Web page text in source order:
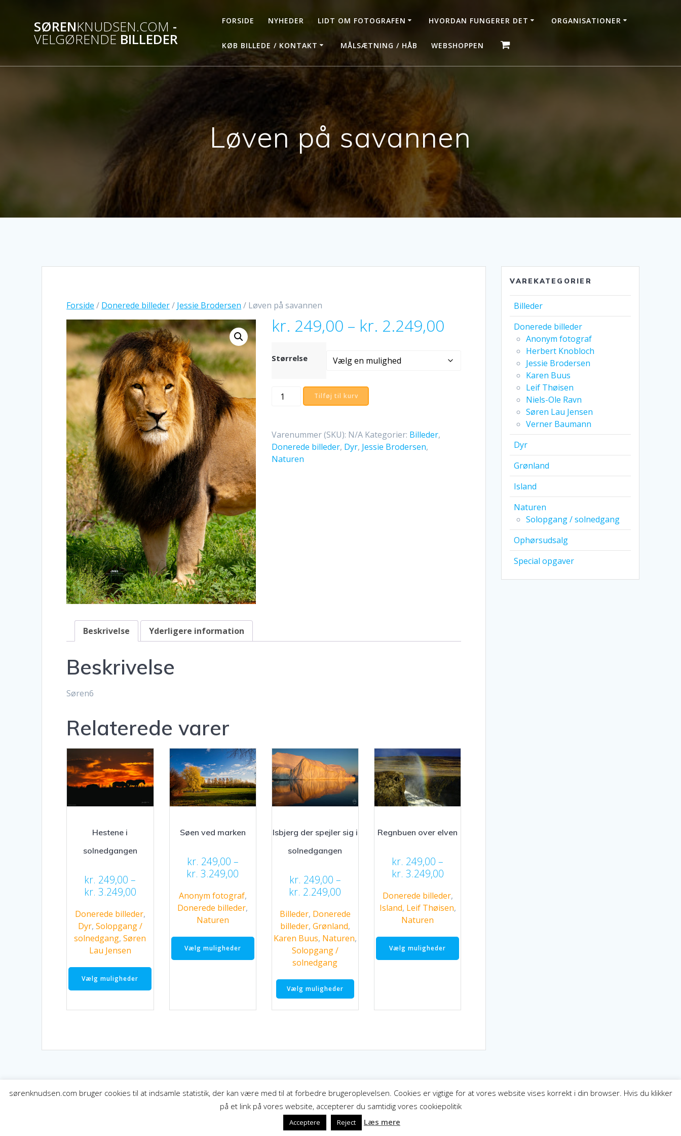
SØRENKNUDSEN.COM -
VELGØRENDE BILLEDER
FORSIDE NYHEDER LIDT OM FOTOGRAFEN HVORDAN FUNGERER DET ORGANISATIONER
KØB BILLEDE / KONTAKT MÅLSÆTNING / HÅB WEBSHOPPEN
Løven på savannen
Forside / Donerede billeder/ Jessie Brodersen / Løven på savannen
kr. 249,00 – kr. 2.249,00 Prisinterval:
kr. 249,00
kr. 2.249,00
Størrelse
Løven
Tilføj til kurv
Varenummer (SKU): N/A Kategorier: Billeder,
Donerede billeder, Dyr, Jessie Brodersen,
Naturen
Beskrivelse Yderligere information
Beskrivelse
Søren6
Relaterede varer
Hestene i
solnedgangen
kr. 249,00 –
kr. 3.249,00Prisinterval:
kr. 249,00
til
kr. 3.249,00
Donerede billeder,
Dyr, Solopgang /
solnedgang,Søren
Lau Jensen
Vælg muligheder
Dette
har
vælges
Søen ved marken
kr. 249,00 –
kr. 3.249,00
til
kr. 3.249,00
Anonym fotograf,
Donerede billeder,
Naturen
Vælg muligheder
Dette
har
varianter.
Mulighederne
kan
Isbjerg der spejler sig i
solnedgangen
kr. 249,00 –
kr. 2.249,00 Prisinterval:
kr. 249,00
til
kr. 2.249,00
Billeder, Donerede
billeder, Grønland,
Karen Buus, Naturen,
Solopgang /
solnedgang
Vælg muligheder
Dette
kan
varesiden
Regnbuen over elven
kr. 249,00 –
kr. 3.249,00Prisinterval:
til
kr. 3.249,00
Donerede billeder,
Island, Leif Thøisen,
Naturen
Vælg muligheder
Dette
har
kan
VAREKATEGORIER
Billeder
Donerede billeder
Anonym fotograf
Herbert Knobloch
Jessie Brodersen
Karen Buus
Leif Thøisen
Niels-Ole Ravn
Søren Lau Jensen
Verner Baumann
Dyr
Grønland
Island
Naturen
Solopgang / solnedgang
Ophørsudsalg
Special opgaver
© 2021 SørenKnudsen.Com - Velgørende billeder.
sørenknudsen.com bruger cookies til at indsamle statistik, der kan være med til at forbedre brugeroplevelsen. Cookies er vigtige for at vores website vises korrekt i din browser. Hvis du klikker
på et link på vores website, accepterer du samtidig vores cookiepolitik
Acceptere Reject Læs mere